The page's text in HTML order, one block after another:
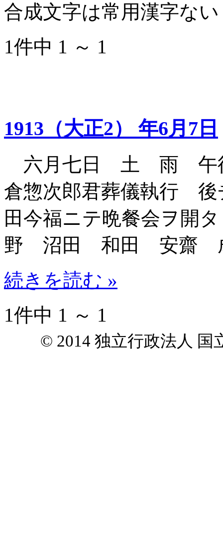
合成文字は常用漢字な
1件中 1 ～ 1
1913（大正2） 年6月7日
六月七日 土 雨 午後
倉惣次郎君葬儀執行 後
田今福ニテ晩餐会ヲ
野 沼田 和田 安齋
続きを読む »
1件中 1 ～ 1
© 2014 独立行政法人 国